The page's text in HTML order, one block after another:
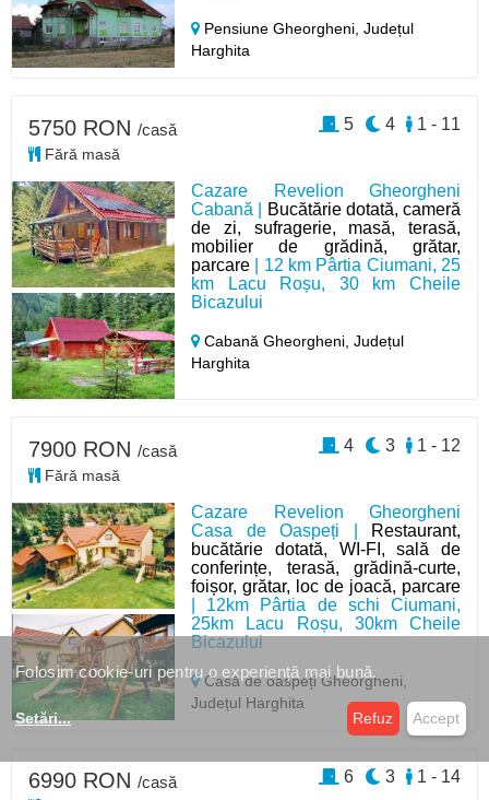
Pensiune Gheorgheni,Județul
Harghita
Cazare Revelion Gheorgheni
Cabană |
Bucătărie dotată, cameră
de zi, sufragerie, masă, terasă,
mobilier de grădină, grătar,
parcare | 12 km Pârtia Ciumani, 25
km Lacu Roșu, 30 km Cheile
Bicazului
Cabană Gheorgheni,Județul
Harghita
5750 RON /casă
Fără masă
1 - 11
4
5
Cazare Revelion Gheorgheni
Casa de Oaspeți |
Restaurant,
bucătărie dotată, WI-FI, sală de
conferințe, terasă, grădină-curte,
foișor, grătar, loc de joacă, parcare
| 12km Pârtia de schi Ciumani,
25km Lacu Roșu, 30km Cheile
Bicazului
Casă de oaspeți Gheorgheni,
Județul Harghita
7900 RON /casă
Fără masă
1 - 12
3
4
6990 RON /casă 1 - 14
3
6
Folosim cookie-uri pentru o experiență mai bună.
Setări... Refuz Accept